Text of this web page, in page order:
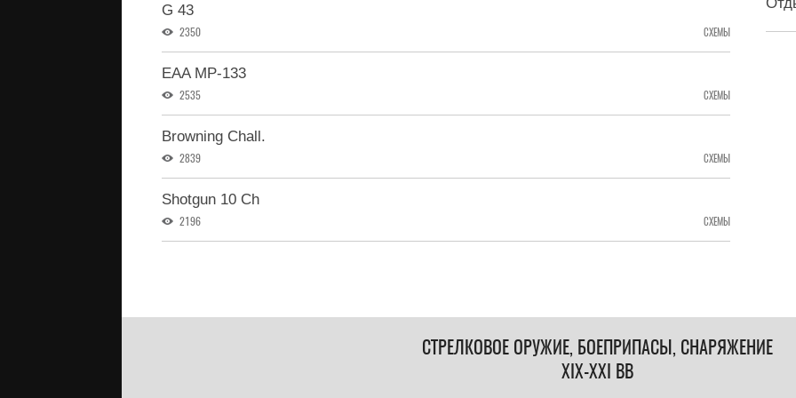
G 43
2350 СХЕМЫ
EAA MP-133
2535 СХЕМЫ
Browning Chall.
2839 СХЕМЫ
Shotgun 10 Ch
2196 СХЕМЫ
СТРЕЛКОВОЕ ОРУЖИЕ, БОЕПРИПАСЫ, СНАРЯЖЕНИЕ
XIX-XXI ВВ